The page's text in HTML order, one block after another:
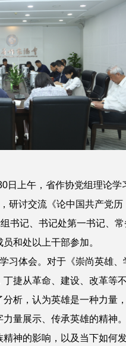
日上午，省作协党组理论学
研讨交流《论中国共产党历
书记、书记处第一书记、常
和处以上干部参加。
习体会。对于《崇尚英雄、
捷从革命、建设、改革等
析，认为英雄是一种力量
量展示、传承英雄的精神
神的影响，以及当下如何